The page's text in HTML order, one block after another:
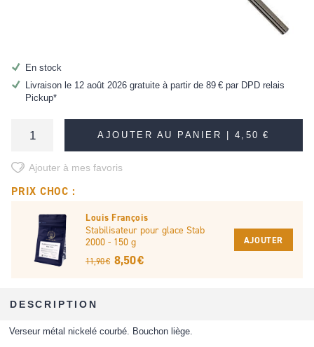
En stock
Livraison le 12 août 2026 gratuite à partir de 89 €par DPD relais
Pickup*
AJOUTER AU PANIER | 4,50 €
Ajouter à mes favoris
PRIX CHOC :
Louis François
Stabilisateur pour glace Stab
2000 - 150 g
11,90 € 8,50 €
AJOUTER
DESCRIPTION
Verseur métal nickelé courbé. Bouchon liège.